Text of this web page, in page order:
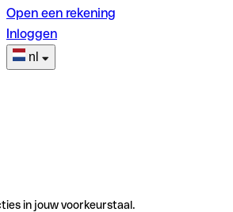
Open een rekening
Inloggen
nl
in jouw voorkeurstaal.